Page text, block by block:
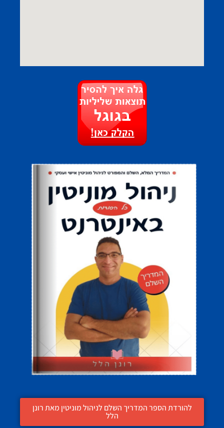
להורדת הספר המדריך השלם לניהול מוניטין מאת רונן
הלל